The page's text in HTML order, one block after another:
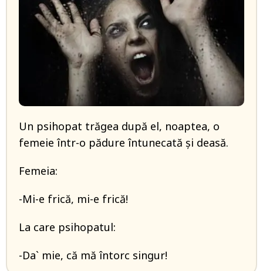
Un psihopat trăgea după el, noaptea, o
femeie într-o pădure întunecată și deasă.
Femeia:
-Mi-e frică, mi-e frică!
La care psihopatul:
-Da` mie, că mă întorc singur!